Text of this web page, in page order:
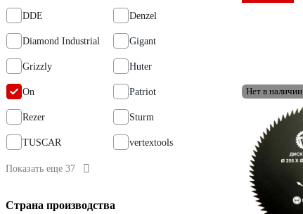
DDE Denzel
Diamond Industrial Gigant
Grizzly Huter
On Patriot
Rezer Sturm
TUSCAR vertextools
Показать еще 37
Страна производства
Нет в наличии